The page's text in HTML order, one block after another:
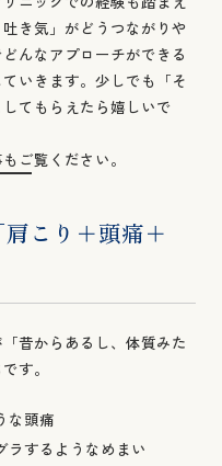
き気」がどうつながりや
んなアプローチができる
いきます。少しでも「そ
てもらえたら嬉しいで
ご覧ください。
こり＋頭痛＋
昔からあるし、体質みた
す。
な頭痛
ラするようなめまい